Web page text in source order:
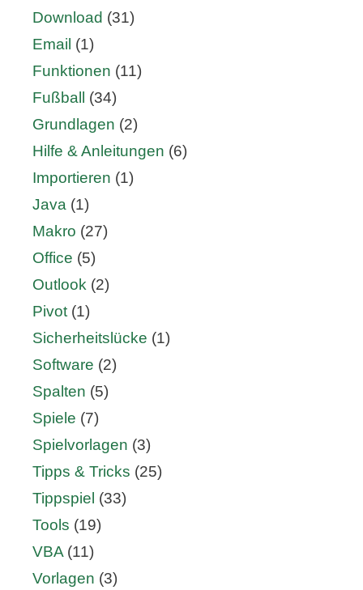
Download (31)
Email (1)
Funktionen (11)
Fußball
(34)
Grundlagen (2)
Hilfe & Anleitungen (6)
Importieren (1)
Java (1)
Makro (27)
Office (5)
Outlook (2)
Pivot (1)
Sicherheitslücke (1)
Software (2)
Spalten (5)
Spiele (7)
Spielvorlagen (3)
Tipps & Tricks (25)
Tippspiel (33)
Tools (19)
VBA (11)
Vorlagen (3)